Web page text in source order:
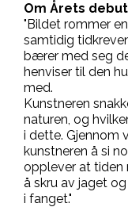
Om Årets
"Bildet rommer
samtidig
bærer med seg
henviser til den
med.
Kunstneren
naturen, og
i dette. Gjennom
kunstneren å si
opplever at tiden
å skru av jaget
i fanget."